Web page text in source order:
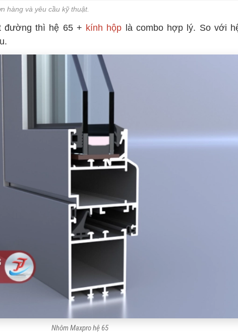
hàng và yêu cầu kỹ thuật.
đường thì hệ 65 + kính hộp là combo hợp lý. So với
Nhôm Maxpro hệ 65